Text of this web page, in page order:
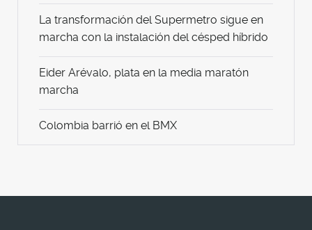
La transformación del Supermetro sigue en
marcha con la instalación del césped híbrido
Eider Arévalo, plata en la media maratón
marcha
Colombia barrió en el BMX